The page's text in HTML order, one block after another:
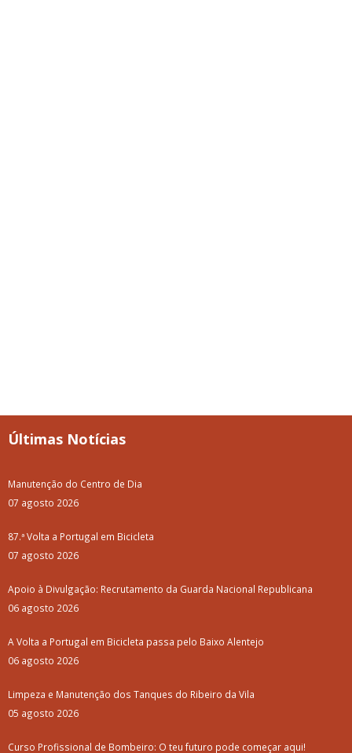
Últimas Notícias
Manutenção do Centro de Dia
07 agosto 2026
87.ª Volta a Portugal em Bicicleta
07 agosto 2026
Apoio à Divulgação: Recrutamento da Guarda Nacional Republicana
06 agosto 2026
A Volta a Portugal em Bicicleta passa pelo Baixo Alentejo
06 agosto 2026
Limpeza e Manutenção dos Tanques do Ribeiro da Vila
05 agosto 2026
Curso Profissional de Bombeiro: O teu futuro pode começar aqui!